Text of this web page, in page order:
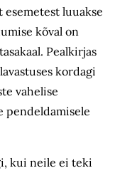
luuakse
kõval on
Pealkirjas
kordagi
vahelise
pendeldamisele
kui neile ei teki